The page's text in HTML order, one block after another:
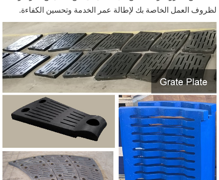
لظروف العمل الخاصة بك لإطالة عمر الخدمة وتحسين الكفاءة.